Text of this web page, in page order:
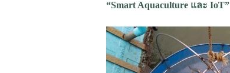
“Smart Aquaculture และ IoT”